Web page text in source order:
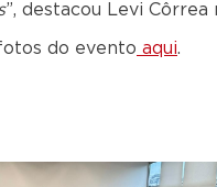
”, destacou Levi
do evento aqui.